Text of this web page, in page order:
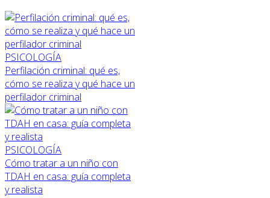
PSICOLOGÍA
Perfilación criminal: qué es,
cómo se realiza y qué hace un
perfilador criminal
PSICOLOGÍA
Cómo tratar a un niño con
TDAH en casa: guía completa
y realista